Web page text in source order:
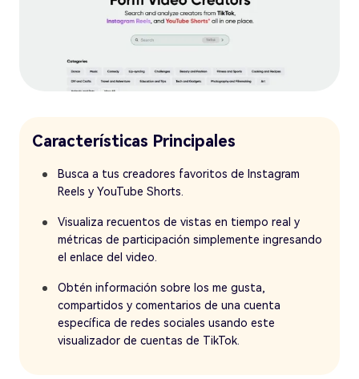
Características Principales
Busca a tus creadores favoritos de Instagram
Reels y YouTube Shorts.
Visualiza recuentos de vistas en tiempo real y
métricas de participación simplemente ingresando
el enlace del video.
Obtén información sobre los me gusta,
compartidos y comentarios de una cuenta
específica de redes sociales usando este
visualizador de cuentas de TikTok.